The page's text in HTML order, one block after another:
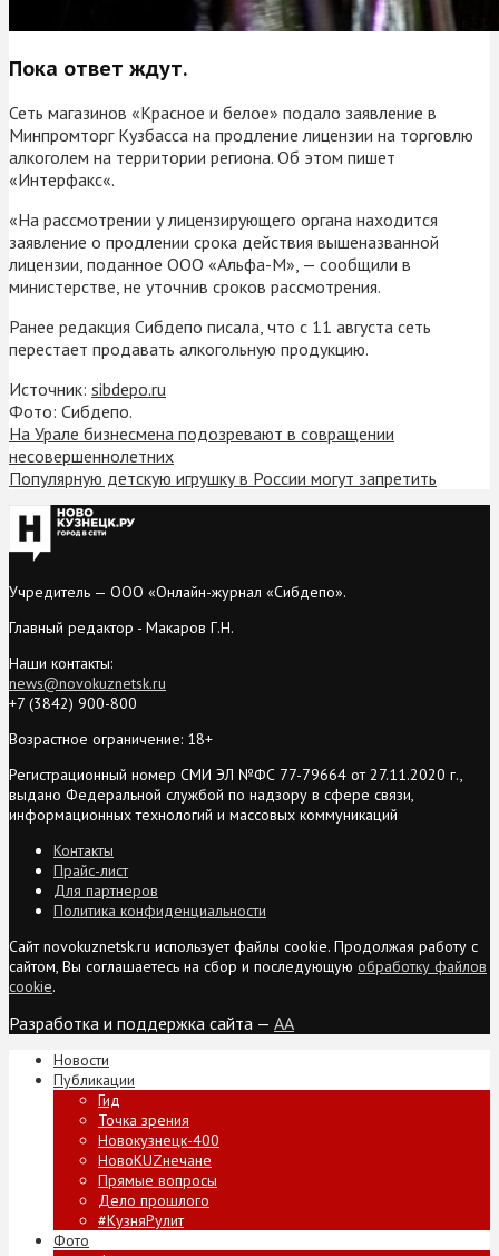
Пока ответ ждут.
Сеть магазинов «Красное и белое» подало заявление в
Минпромторг Кузбасса на продление лицензии на торговлю
алкоголем на территории региона. Об этом пишет
«Интерфакс«.
«На рассмотрении у лицензирующего органа находится
заявление о продлении срока действия вышеназванной
лицензии, поданное ООО «Альфа-М», — сообщили в
министерстве, не уточнив сроков рассмотрения.
Ранее редакция Сибдепо писала, что с 11 августа сеть
перестает продавать алкогольную продукцию.
Источник: sibdepo.ru
Фото: Сибдепо.
На Урале бизнесмена подозревают в совращении
несовершеннолетних
Популярную детскую игрушку в России могут запретить
Учредитель — ООО «Онлайн-журнал «Сибдепо».
Главный редактор - Макаров Г.Н.
Наши контакты:
news@novokuznetsk.ru
+7 (3842) 900-800
Возрастное ограничение: 18+
Регистрационный номер СМИ ЭЛ №ФС 77-79664 от 27.11.2020 г.,
выдано Федеральной службой по надзору в сфере связи,
информационных технологий и массовых коммуникаций
Контакты
Прайс-лист
Для партнеров
Политика конфиденциальности
Сайт novokuznetsk.ru использует файлы cookie. Продолжая работу с
сайтом, Вы соглашаетесь на сбор и последующую обработку файлов
cookie.
Разработка и поддержка сайта — AA
Новости
Публикации
Гид
Точка зрения
Новокузнецк-400
НовоKUZнечане
Прямые вопросы
Дело прошлого
#КузняРулит
Фото